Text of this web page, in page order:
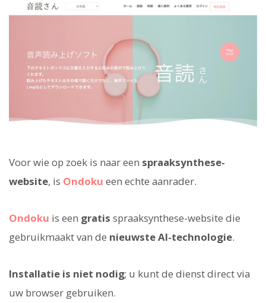
Voor wie op zoek is naar een spraaksynthese-
website, is Ondoku een echte aanrader.
Ondoku is een gratis spraaksynthese-website die
gebruikmaakt van de nieuwste AI-technologie.
Installatie is niet nodig; u kunt de dienst direct via
uw browser gebruiken.